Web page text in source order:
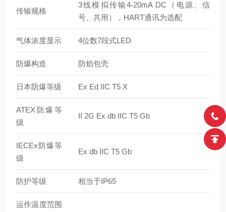
传输规格
3线模拟传输4-20mA DC（电源、信
号、共用），HART通讯为选配
气体浓度显示 4位数7段式LED
防爆构造 防焰包壳
日本防爆等级 Ex Ed IIC T5 X
ATEX防爆等
级
II 2G Ex db IIC T5 Gb
IECEx防爆等
级
Ex db IIC T5 Gb
防护等级 相当于IP65
运作温度范围